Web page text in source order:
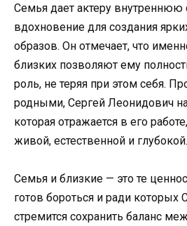
Семья дает актеру внутреннюю
вдохновение для создания
образов. Он отмечает, что
близких позволяют ему
роль, не теряя при этом себя.
родными, Сергей Леонидович
которая отражается в его
живой, естественной и глубокой.
Семья и близкие — это те
готов бороться и ради которых
стремится сохранить баланс